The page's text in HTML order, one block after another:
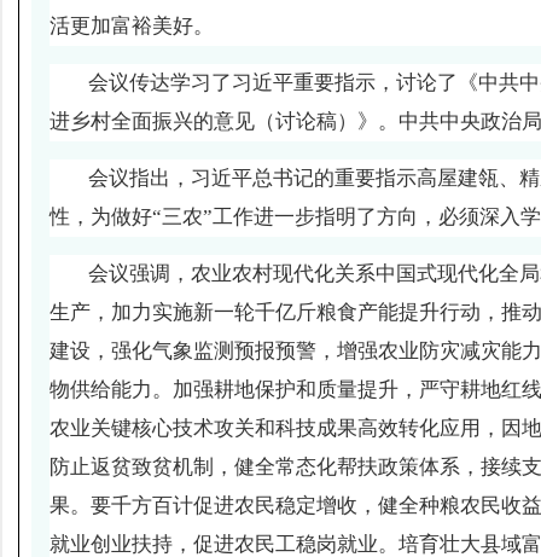
活更加富裕美好。
会议传达学习了习近平重要指示，讨论了《中共
进乡村全面振兴的意见（讨论稿）》。中共中央政治
会议指出，习近平总书记的重要指示高屋建瓴、
性，为做好“三农”工作进一步指明了方向，必须深入
会议强调，农业农村现代化关系中国式现代化全
生产，加力实施新一轮千亿斤粮食产能提升行动，推
建设，强化气象监测预报预警，增强农业防灾减灾能
物供给能力。加强耕地保护和质量提升，严守耕地红
农业关键核心技术攻关和科技成果高效转化应用，因
防止返贫致贫机制，健全常态化帮扶政策体系，接续
果。要千方百计促进农民稳定增收，健全种粮农民收
就业创业扶持，促进农民工稳岗就业。培育壮大县域